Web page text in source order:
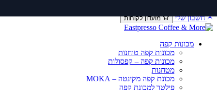
לתוכן
חשבון שלי
מועדון לקוחות
מכונות קפה
מכונות קפה טוחנות
מכונות קפה – קפסולות
מטחנות
מכונת קפה מקינטה – MOKA
פילטר למכונת קפה